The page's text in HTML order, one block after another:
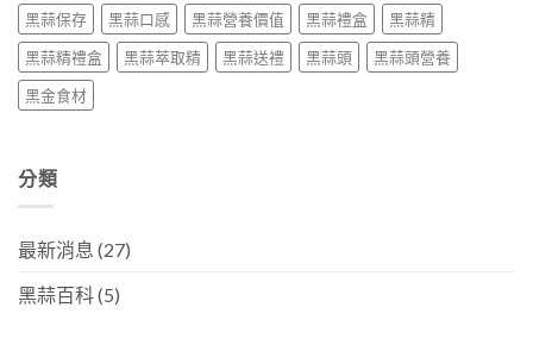
黑蒜保存
黑蒜口感 黑蒜營養價值 黑蒜禮盒
黑蒜精
黑蒜精禮盒
黑蒜萃取精 黑蒜送禮 黑蒜頭
黑蒜頭營養
黑金食材
分類
最新消息 (27)
黑蒜百科(5)